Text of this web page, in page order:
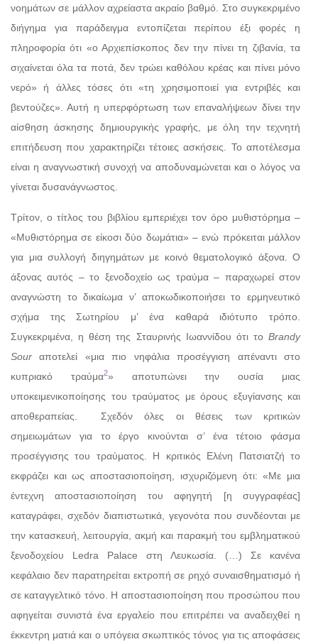
νοημάτων σε μάλλον αχρείαστα ακραίο βαθμό. Στο συγκεκριμένο
διήγημα για παράδειγμα εντοπίζεται περίπου έξι φορές η
πληροφορία ότι «ο Αρχιεπίσκοπος δεν την πίνει τη ζιβανία, τα
σιχαίνεται όλα τα ποτά, δεν τρώει καθόλου κρέας και πίνει μόνο
νερό» ή άλλες τόσες ότι «τη χρησιμοποιεί για εντριβές και
βεντούζες». Αυτή η υπερφόρτωση των επαναλήψεων δίνει την
αίσθηση άσκησης δημιουργικής γραφής, με όλη την τεχνητή
επιτήδευση που χαρακτηρίζει τέτοιες ασκήσεις. Το αποτέλεσμα
είναι η αναγνωστική συνοχή να αποδυναμώνεται και ο λόγος να
γίνεται δυσανάγνωστος.
Τρίτον, ο τίτλος του βιβλίου εμπεριέχει τον όρο μυθιστόρημα –
«Μυθιστόρημα σε είκοσι δύο δωμάτια» – ενώ πρόκειται μάλλον
για μια συλλογή διηγημάτων με κοινό θεματολογικό άξονα. Ο
άξονας αυτός – το ξενοδοχείο ως τραύμα – παραχωρεί στον
αναγνώστη το δικαίωμα ν’ αποκωδικοποιήσει το ερμηνευτικό
σχήμα της Σωτηρίου μ’ ένα καθαρά ιδιότυπο τρόπο.
Συγκεκριμένα, η θέση της Σταυρινής Ιωαννίδου ότι το Brandy
Sour αποτελεί «μια πιο νηφάλια προσέγγιση απέναντι στο
κυπριακό τραύμα2» αποτυπώνει την ουσία μιας
υποκειμενικοποίησης του τραύματος με όρους εξυγίανσης και
αποθεραπείας.
Σχεδόν όλες οι θέσεις των κριτικών
σημειωμάτων για το έργο κινούνται σ’ ένα τέτοιο φάσμα
προσέγγισης του τραύματος. Η κριτικός Ελένη Πατσιατζή το
εκφράζει και ως αποστασιοποίηση, ισχυριζόμενη ότι: «Με μια
έντεχνη αποστασιοποίηση του αφηγητή [η συγγραφέας]
καταγράφει, σχεδόν διαπιστωτικά, γεγονότα που συνδέονται με
την κατασκευή, λειτουργία, ακμή και παρακμή του εμβληματικού
ξενοδοχείου Ledra Palace στη Λευκωσία. (…) Σε κανένα
κεφάλαιο δεν παρατηρείται εκτροπή σε ρηχό συναισθηματισμό ή
σε καταγγελτικό τόνο. Η αποστασιοποίηση που προσώπου που
αφηγείται συνιστά ένα εργαλείο που επιτρέπει να αναδειχθεί η
έκκεντρη ματιά και ο υπόγεια σκωπτικός τόνος για τις αποφάσεις